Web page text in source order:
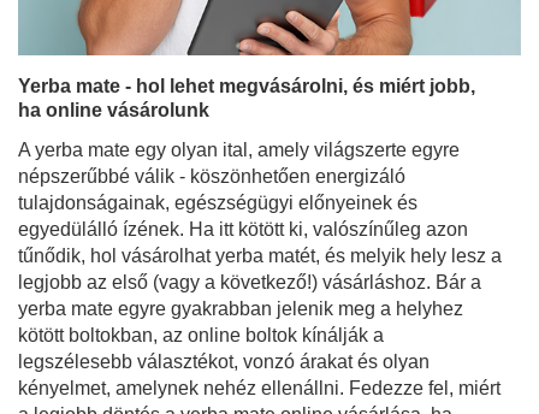
Yerba mate - hol lehet megvásárolni, és miért jobb,
ha online vásárolunk
A yerba mate egy olyan ital, amely világszerte egyre
népszerűbbé válik - köszönhetően energizáló
tulajdonságainak, egészségügyi előnyeinek és
egyedülálló ízének. Ha itt kötött ki, valószínűleg azon
tűnődik, hol vásárolhat yerba matét, és melyik hely lesz a
legjobb az első (vagy a következő!) vásárláshoz. Bár a
yerba mate egyre gyakrabban jelenik meg a helyhez
kötött boltokban, az online boltok kínálják a
legszélesebb választékot, vonzó árakat és olyan
kényelmet, amelynek nehéz ellenállni. Fedezze fel, miért